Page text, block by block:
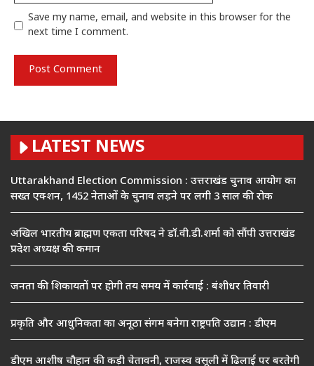
Save my name, email, and website in this browser for the
next time I comment.
LATEST NEWS
Uttarakhand Election Commission : उत्तराखंड चुनाव आयोग का
सख्त एक्शन, 1452 नेताओं के चुनाव लड़ने पर लगी 3 साल की रोक
अखिल भारतीय ब्राह्मण एकता परिषद ने डॉ.वी.डी.शर्मा को सौंपी उत्तराखंड
प्रदेश अध्यक्ष की कमान
जनता की शिकायतों पर होगी तय समय में कार्रवाई : बंशीधर तिवारी
प्रकृति और आधुनिकता का अनूठा संगम बनेगा राष्ट्रपति उद्यान : डीएम
डीएम आशीष चौहान की कड़ी चेतावनी, राजस्व वसूली में ढिलाई पर बरतेगी